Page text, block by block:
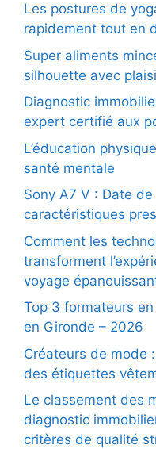
Les postures de
rapidement tout en
Super aliments
silhouette avec
Diagnostic
expert certifié aux
L’éducation
santé mentale
Sony A7 V : Date
caractéristiques
Comment les
transforment
voyage
Top 3 formateurs
en Gironde – 2026
Créateurs de mode
des étiquettes
Le classement des
diagnostic
critères de qualité